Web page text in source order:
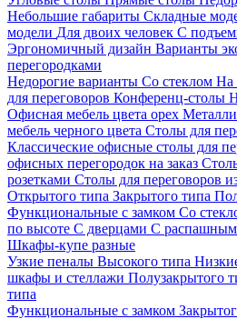
Небольшие габариты Складные
модели Для двоих человек С
Эргономичный дизайн Варианты
перегородками
Недорогие варианты Со стеклом На
для переговоров Конференц-столы
Офисная мебель цвета орех
мебель черного цвета Столы для
Классические офисные столы для
офисных перегородок на заказ
розетками Столы для переговоров
Открытого типа Закрытого типа
Функциональные с замком Со
по высоте С дверцами С
Шкафы-купе разные
Узкие пеналы Высокого типа
шкафы и стеллажи Полузакрытого
типа
Функциональные с замком